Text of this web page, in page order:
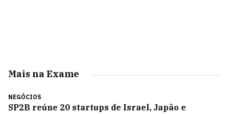
Mais na Exame
NEGÓCIOS
SP2B reúne 20 startups de Israel, Japão e